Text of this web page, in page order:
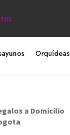
Orquídeas
a Domicilio